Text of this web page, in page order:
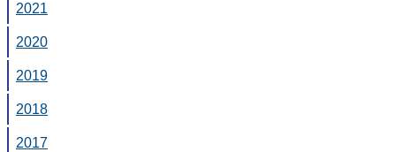
2021
2020
2019
2018
2017